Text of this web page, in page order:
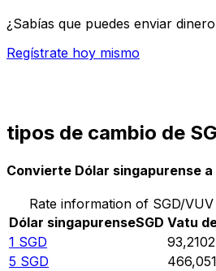
¿Sabías que puedes enviar
Regístrate hoy mismo
tipos de cambio de
Convierte Dólar singapurense
Rate information of SGD/
Dólar singapurenseSGD Vatu
1 SGD 93,2102
5 SGD 466,051